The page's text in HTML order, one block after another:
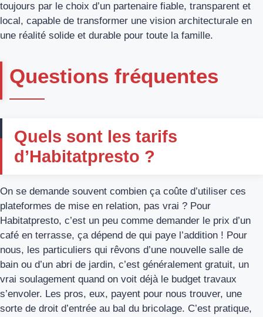
toujours par le choix d’un partenaire fiable, transparent et
local, capable de transformer une vision architecturale en
une réalité solide et durable pour toute la famille.
Questions fréquentes
Quels sont les tarifs
d’Habitatpresto ?
On se demande souvent combien ça coûte d’utiliser ces
plateformes de mise en relation, pas vrai ? Pour
Habitatpresto, c’est un peu comme demander le prix d’un
café en terrasse, ça dépend de qui paye l’addition ! Pour
nous, les particuliers qui rêvons d’une nouvelle salle de
bain ou d’un abri de jardin, c’est généralement gratuit, un
vrai soulagement quand on voit déjà le budget travaux
s’envoler. Les pros, eux, payent pour nous trouver, une
sorte de droit d’entrée au bal du bricolage. C’est pratique,